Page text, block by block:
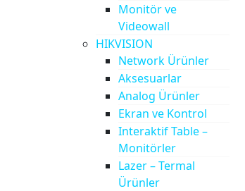
Monitör ve
Videowall
HIKVISION
Network Ürünler
Aksesuarlar
Analog Ürünler
Ekran ve Kontrol
Interaktif Table –
Monitörler
Lazer – Termal
Ürünler